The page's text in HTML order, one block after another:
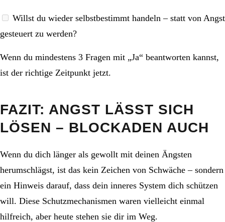
Willst du wieder selbstbestimmt handeln – statt von Angst
gesteuert zu werden?
Wenn du mindestens 3 Fragen mit „Ja“ beantworten kannst,
ist der richtige Zeitpunkt jetzt.
FAZIT: ANGST LÄSST SICH
LÖSEN – BLOCKADEN AUCH
Wenn du dich länger als gewollt mit deinen Ängsten
herumschlägst, ist das kein Zeichen von Schwäche – sondern
ein Hinweis darauf, dass dein inneres System dich schützen
will. Diese Schutzmechanismen waren vielleicht einmal
hilfreich, aber heute stehen sie dir im Weg.